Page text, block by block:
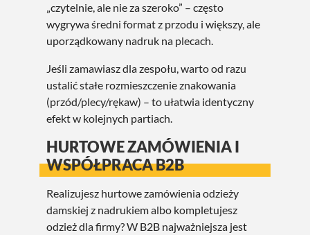
„czytelnie, ale nie za szeroko” – często
wygrywa średni format z przodu i większy, ale
uporządkowany nadruk na plecach.
Jeśli zamawiasz dla zespołu, warto od razu
ustalić stałe rozmieszczenie znakowania
(przód/plecy/rękaw) – to ułatwia identyczny
efekt w kolejnych partiach.
HURTOWE ZAMÓWIENIA I
WSPÓŁPRACA B2B
Realizujesz hurtowe zamówienia odzieży
damskiej z nadrukiem albo kompletujesz
odzież dla firmy? W B2B najważniejsza jest